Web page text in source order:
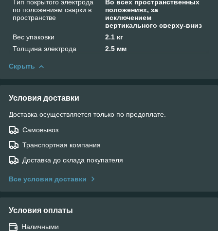
Тип покрытого электрода
по положениям сварки в
пространстве
Во всех пространственных
положениях, за
исключением
вертикального сверху-вниз
Вес упаковки
2.1 кг
Толщина электрода
2.5 мм
Скрыть
Условия доставки
Доставка осуществляется только по предоплате.
Самовывоз
Транспортная компания
Доставка до склада покупателя
Все условия доставки
Условия оплаты
Наличными